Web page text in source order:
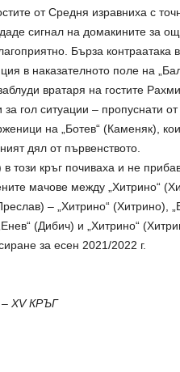
от Средня изравниха с
сигнал на домакините за
Бърза контраатака
в наказателното поле на
вратаря на гостите
гол ситуации – пропуснати
на „Ботев“ (Каменяк),
дял от първенството.
този кръг почиваха и не
мачове между „Хитрино“
– „Хитрино“ (Хитрино),
(Дибич) и „Хитрино“
за есен 2021/2022 г.
XV КРЪГ